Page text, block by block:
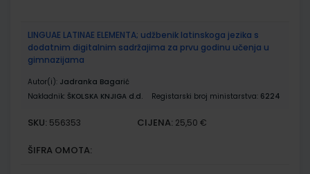
LINGUAE LATINAE ELEMENTA; udžbenik latinskoga jezika s
dodatnim digitalnim sadržajima za prvu godinu učenja u
gimnazijama
Autor(i): Jadranka Bagarić
Nakladnik: ŠKOLSKA KNJIGA d.d. Registarski broj ministarstva: 6224
SKU: 556353 CIJENA: 25,50 €
ŠIFRA OMOTA: